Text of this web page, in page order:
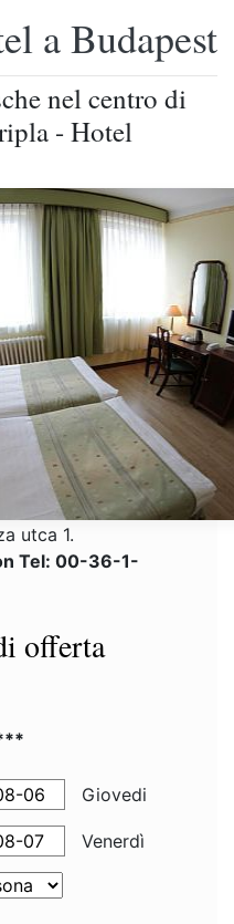
a Budapest
nel centro di
- Hotel
utca 1.
Tel: 00-36-1-
offerta
Giovedi
Venerdì